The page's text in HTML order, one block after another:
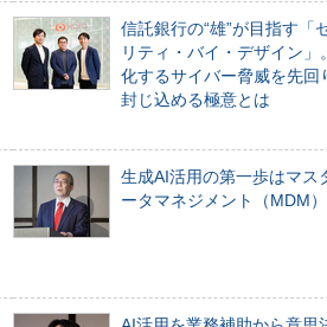
信託銀行の“雄”が目指す「
リティ・バイ・デザイン」
化するサイバー脅威を先回
封じ込める極意とは
生成AI活用の第一歩はマス
ータマネジメント（MDM